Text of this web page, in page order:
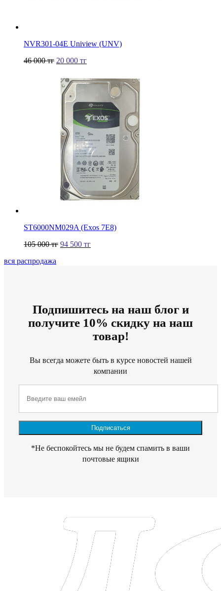
NVR301-04Е Uniview (UNV)
46 000тг 20 000 тг
ST6000NM029A (Exos 7E8)
105 000тг 94 500 тг
вся распродажа
Подпишитесь на наш блог и
получите 10% скидку на наш
товар!
Вы всегда можете быть в курсе новостей нашей
компании
*Не беспокойтесь мы не будем спамить в ваши
почтовые ящики